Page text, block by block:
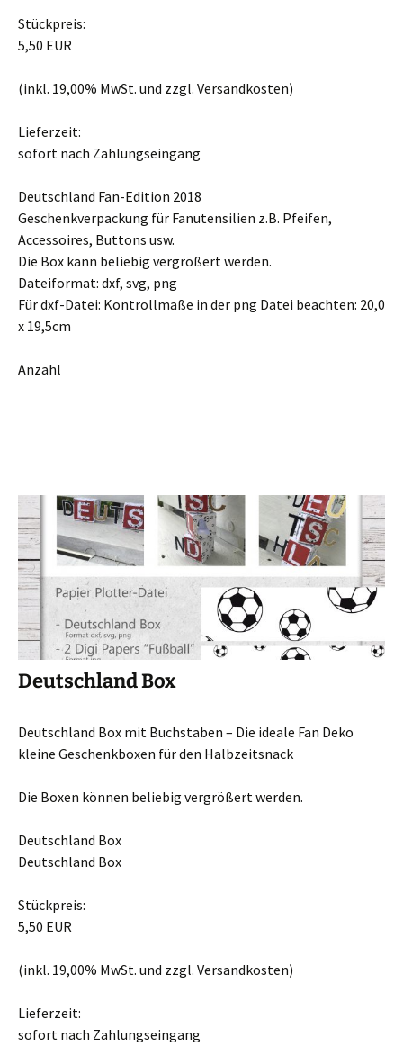
Stückpreis:
5,50 EUR
(inkl. 19,00% MwSt. und zzgl. Versandkosten)
Lieferzeit:
sofort nach Zahlungseingang
Deutschland Fan-Edition 2018
Geschenkverpackung für Fanutensilien z.B. Pfeifen,
Accessoires, Buttons usw.
Die Box kann beliebig vergrößert werden.
Dateiformat: dxf, svg, png
Für dxf-Datei: Kontrollmaße in der png Datei beachten: 20,0
x 19,5cm
Anzahl
Deutschland Box
Deutschland Box mit Buchstaben – Die ideale Fan Deko
kleine Geschenkboxen für den Halbzeitsnack
Die Boxen können beliebig vergrößert werden.
Deutschland Box
Deutschland Box
Stückpreis:
5,50 EUR
(inkl. 19,00% MwSt. und zzgl. Versandkosten)
Lieferzeit:
sofort nach Zahlungseingang